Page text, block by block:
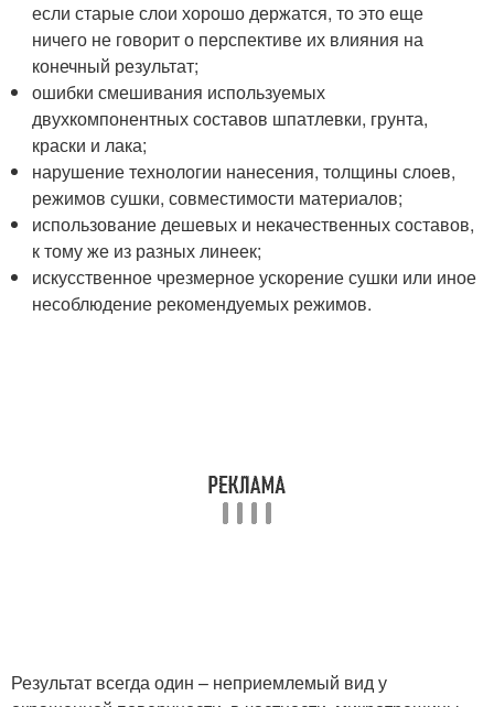
если старые слои хорошо держатся, то это еще
ничего не говорит о перспективе их влияния на
конечный результат;
ошибки смешивания используемых
двухкомпонентных составов шпатлевки, грунта,
краски и лака;
нарушение технологии нанесения, толщины слоев,
режимов сушки, совместимости материалов;
использование дешевых и некачественных составов,
к тому же из разных линеек;
искусственное чрезмерное ускорение сушки или иное
несоблюдение рекомендуемых режимов.
Результат всегда один – неприемлемый вид у